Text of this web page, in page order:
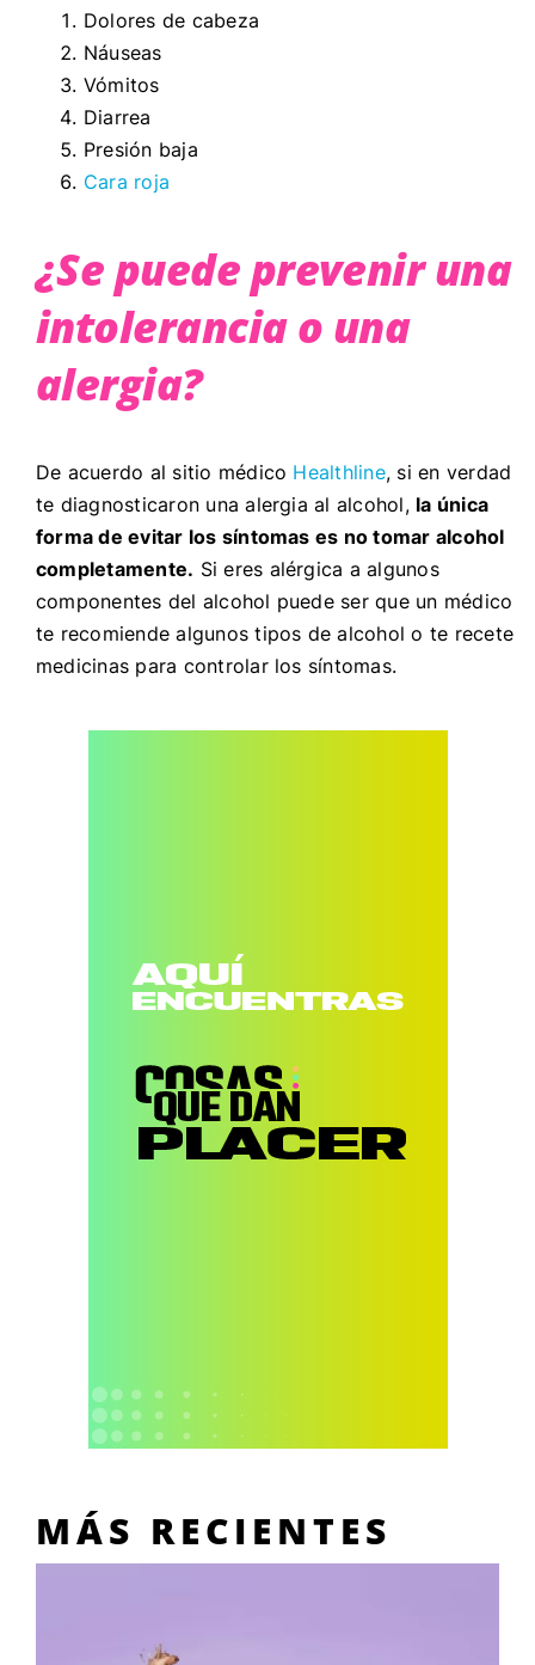
Dolores de cabeza
Náuseas
Vómitos
Diarrea
Presión baja
Cara roja
¿Se puede prevenir una
intolerancia o una
alergia?
De acuerdo al sitio médico Healthline, si en verdad
te diagnosticaron una alergia al alcohol, la única
forma de evitar los síntomas es no tomar alcohol
completamente. Si eres alérgica a algunos
componentes del alcohol puede ser que un médico
te recomiende algunos tipos de alcohol o te recete
medicinas para controlar los síntomas.
MÁS RECIENTES